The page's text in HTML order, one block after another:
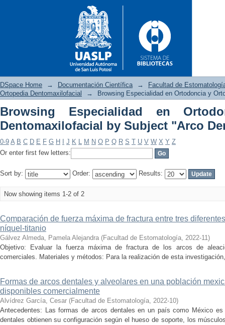
Browsing Especialidad en
"Arco Dental (bvs)"
DSpace Home → Documentación Científica →
Facultad de
Ortopedia Dentomaxilofacial
→ Browsing Especialidad en Ortodoncia y
Browsing Especialidad en
Dentomaxilofacial by Subject "Arco
0-9 A B C D E F G H J K L M N O P Q R S T U V W X Y Z
Or enter first few letters:
Sort by: Order: Results:
Now showing items 1-2 of 2
Comparación de fuerza máxima de fractura entre tres
níquel-titanio
Gálvez Almeda, Pamela Alejandra (Facultad de Estomatología, 2022-11)
Objetivo: Evaluar la fuerza máxima de fractura de los arcos de
comerciales. Materiales y métodos: Para la realización de esta
Formas de arcos dentales y alveolares en una población
disponibles comercialmente
Alvídrez García, Cesar (Facultad de Estomatología, 2022-10)
Antecedentes: Las formas de arcos dentales en un país como México
dentales obtienen su configuración según el hueso de soporte, los